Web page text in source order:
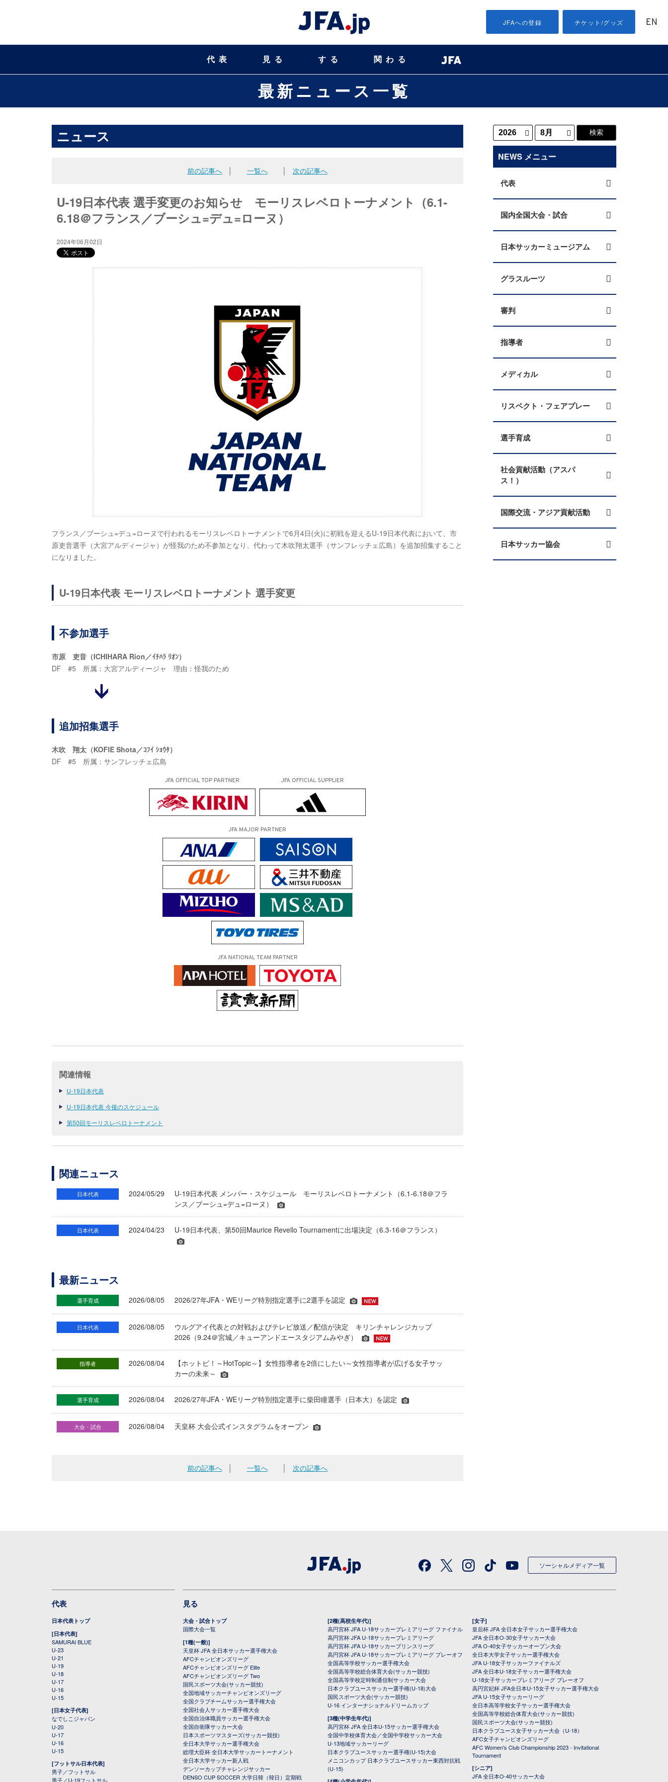
JFAへの登録 チケット/グッズ EN
代表 見る する 関わる
最新ニュース一覧
ニュース
前の記事へ│ 一覧へ 次の記事へ
U-19日本代表 選手変更のお知らせ モーリスレベロトーナメント（6.1-
6.18＠フランス／ブーシュ=デュ=ローヌ）
2024年06月02日
フランス／ブーシュ=デュ=ローヌで行われるモーリスレベロトーナメントで6月4日(火)に初戦を迎えるU-19日本代表において、市
原吏音選手（大宮アルディージャ）が怪我のため不参加となり、代わって木吹翔太選手（サンフレッチェ広島）を追加招集すること
になりました。
U-19日本代表 モーリスレベロトーナメント 選手変更
不参加選手
市原 吏音（ICHIHARA Rion／ｲﾁﾊﾗ ﾘｵﾝ）
DF #5 所属：大宮アルディージャ 理由：怪我のため
追加招集選手
木吹 翔太（KOFIE Shota／ｺﾌｲ ｼｮｳﾀ）
DF #5 所属：サンフレッチェ広島
JFA OFFICIALTOP PARTNER JFA OFFICIAL SUPPLIER
JFA MAJOR PARTNER
JFA NATIONAL TEAM PARTNER
関連情報
U-19日本代表
U-19日本代表 今後のスケジュール
第50回モーリスレベロトーナメント
関連ニュース
日本代表 2024/05/29
U-19日本代表 メンバー・スケジュール モーリスレベロトーナメント（6.1-6.18＠フラ
ンス／ブーシュ=デュ=ローヌ）
日本代表 2024/04/23 U-19日本代表、第50回Maurice Revello Tournamentに出場決定（6.3-16＠フランス）
最新ニュース
選手育成 2026/08/05 2026/27年JFA・WEリーグ特別指定選手に2選手を認定
日本代表 2026/08/05
ウルグアイ代表との対戦およびテレビ放送／配信が決定 キリンチャレンジカップ
2026（9.24＠宮城／キューアンドエースタジアムみやぎ）
指導者 2026/08/04
【ホットピ！～HotTopic～】女性指導者を2倍にしたい～女性指導者が広げる女子サッ
カーの未来～
選手育成 2026/08/04 2026/27年JFA・WEリーグ特別指定選手に柴田瞳選手（日本大）を認定
大会・試合 2026/08/04 天皇杯 大会公式インスタグラムをオープン
前の記事へ│ 一覧へ 次の記事へ
NEWS メニュー
代表
国内全国大会・試合
日本サッカーミュージアム
グラスルーツ
審判
指導者
メディカル
リスペクト・フェアプレー
選手育成
社会貢献活動（アスパ
ス！）
国際交流・アジア貢献活動
日本サッカー協会
ソーシャルメディア一覧
代表
日本代表トップ
[日本代表]
SAMURAI BLUE
U-23
U-21
U-19
U-18
U-17
U-16
U-15
[日本女子代表]
なでしこジャパン
U-20
U-17
U-16
U-15
[フットサル日本代表]
男子／フットサル
男子／U-19フットサル
見る
大会・試合トップ
国際大会一覧
[1種(一般)]
天皇杯 JFA 全日本サッカー選手権大会
AFCチャンピオンズリーグ
AFCチャンピオンズリーグ Elite
AFCチャンピオンズリーグ Two
国民スポーツ大会(サッカー競技)
全国地域サッカーチャンピオンズリーグ
全国クラブチームサッカー選手権大会
全国社会人サッカー選手権大会
全国自治体職員サッカー選手権大会
全国自衛隊サッカー大会
日本スポーツマスターズ(サッカー競技)
全日本大学サッカー選手権大会
総理大臣杯 全日本大学サッカートーナメント
全日本大学サッカー新人戦
デンソーカップチャレンジサッカー
DENSO CUP SOCCER 大学日韓（韓日）定期戦
[2種(高校生年代)]
高円宮杯 JFA U-18サッカープレミアリーグ ファイナル
高円宮杯 JFA U-18サッカープレミアリーグ
高円宮杯 JFA U-18サッカープリンスリーグ
高円宮杯 JFA U-18サッカープレミアリーグ プレーオフ
全国高等学校サッカー選手権大会
全国高等学校総合体育大会(サッカー競技)
全国高等学校定時制通信制サッカー大会
日本クラブユースサッカー選手権(U-18)大会
国民スポーツ大会(サッカー競技)
U-16 インターナショナルドリームカップ
[3種(中学生年代)]
高円宮杯 JFA 全日本U-15サッカー選手権大会
全国中学校体育大会／全国中学校サッカー大会
U-13地域サッカーリーグ
日本クラブユースサッカー選手権(U-15)大会
メニコンカップ 日本クラブユースサッカー東西対抗戦
(U-15)
[女子]
皇后杯 JFA 全日本女子サッカー選手権大会
JFA 全日本O-30女子サッカー大会
JFA O-40女子サッカーオープン大会
全日本大学女子サッカー選手権大会
JFA U-18女子サッカーファイナルズ
JFA 全日本U-18女子サッカー選手権大会
U-18女子サッカープレミアリーグ プレーオフ
高円宮妃杯 JFA全日本U-15女子サッカー選手権大会
JFA U-15女子サッカーリーグ
全日本高等学校女子サッカー選手権大会
全国高等学校総合体育大会(サッカー競技)
国民スポーツ大会(サッカー競技)
日本クラブユース女子サッカー大会（U-18）
AFC女子チャンピオンズリーグ
AFC Women's Club Championship 2023 - Invitational
Tournament
[シニア]
JFA 全日本O-40サッカー大会